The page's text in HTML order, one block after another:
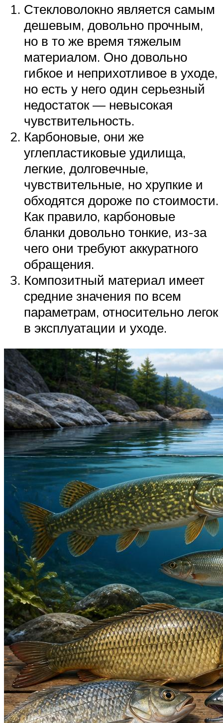
Стекловолокно является самым
дешевым, довольно прочным,
но в то же время тяжелым
материалом. Оно довольно
гибкое и неприхотливое в уходе,
но есть у него один серьезный
недостаток — невысокая
чувствительность.
Карбоновые, они же
углепластиковые удилища,
легкие, долговечные,
чувствительные, но хрупкие и
обходятся дороже по стоимости.
Как правило, карбоновые
бланки довольно тонкие, из-за
чего они требуют аккуратного
обращения.
Композитный материал имеет
средние значения по всем
параметрам, относительно легок
в эксплуатации и уходе.